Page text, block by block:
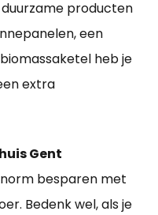
producten
een
heb je
extra
Gent
besparen met
Bedenk wel, als je